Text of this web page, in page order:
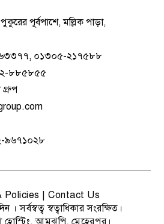
পূর্বপাশে, মল্লিক পাড়া,
, ০১৩০৫-২১৭৫৮৮
৮৮৫৮৫৫
গ্রুপ
৯৬৭১০২৮
Policies |Contact Us
। সর্বস্বত্ব স্বত্বাধিকার সংরক্ষিত।